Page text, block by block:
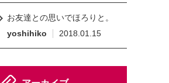
お友達との思いでほろりと。
yoshihiko
2018.01.15